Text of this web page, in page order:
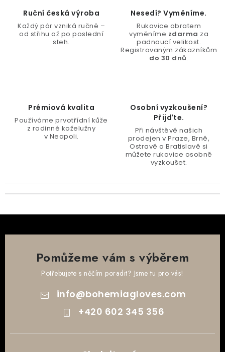
Ruční česká výroba
Každý pár vzniká ručně –
od střihu až po poslední
steh.
Nesedí? Vyměníme.
Rukavice obratem
vyměníme zdarma za
padnoucí velikost.
Registrovaným zákazníkům
do 30 dnů.
Prémiová kvalita
Používáme prvotřídní kůže
z rodinné koželužny
v Neapoli.
Osobní vyzkoušení?
Přijďte.
Při návštěvě našich
prodejen v Praze, Brně,
Ostravě a Bratislavě si
můžete rukavice osobně
vyzkoušet.
Pomůžeme vám s výběrem
Potřebujete s něčím poradit? Jsme tu pro vás!
info@bohemiagloves.com
+420 602 345 356